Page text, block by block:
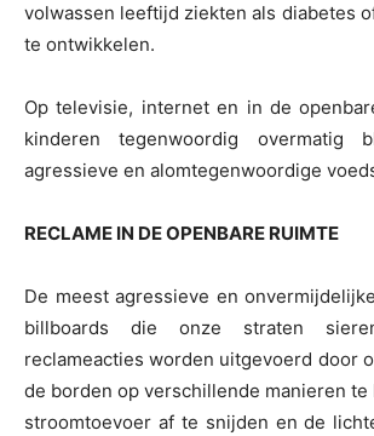
volwassen leeftijd ziekten als diabetes
te ontwikkelen.
Op televisie, internet en in de
kinderen tegenwoordig overmatig
agressieve en alomtegenwoordige
RECLAME IN DE OPENBARE RUIMTE
De meest agressieve en
billboards die onze straten
reclameacties worden uitgevoerd door
de borden op verschillende manieren te
stroomtoevoer af te snijden en de